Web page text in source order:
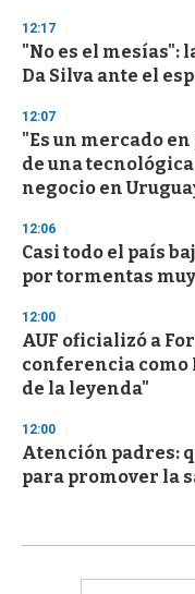
12:17
"No es el mesías":
Da Silva ante el
12:07
"Es un mercado
de una
negocio en
12:06
Casi todo el país
por tormentas
12:00
AUF oficializó a
conferencia como
de la leyenda"
12:00
Atención padres:
para promover la